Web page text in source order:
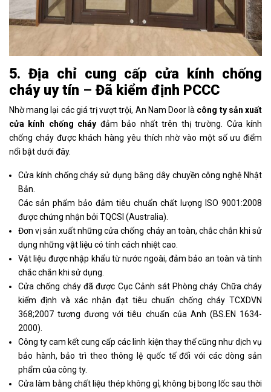
5. Địa chỉ cung cấp cửa kính chống
cháy uy tín – Đã kiểm định PCCC
Nhờ mang lại các giá trị vượt trội, An Nam Door là công ty sản xuất
cửa kính chống cháy đảm bảo nhất trên thị trường. Cửa kính
chống cháy được khách hàng yêu thích nhờ vào một số ưu điểm
nổi bật dưới đây.
Cửa kính chống cháy sử dụng bằng dây chuyền công nghệ Nhật
Bản.
Các sản phẩm bảo đảm tiêu chuẩn chất lượng ISO 9001:2008
được chứng nhận bởi TQCSI (Australia).
Đơn vị sản xuất những cửa chống cháy an toàn, chắc chắn khi sử
dụng những vật liệu có tính cách nhiệt cao.
Vật liệu được nhập khẩu từ nước ngoài, đảm bảo an toàn và tính
chắc chắn khi sử dụng.
Cửa chống cháy đã được Cục Cảnh sát Phòng cháy Chữa cháy
kiểm định và xác nhận đạt tiêu chuẩn chống cháy TCXDVN
368;2007 tương đương với tiêu chuẩn của Anh (BS.EN 1634-
2000).
Công ty cam kết cung cấp các linh kiện thay thế cũng như dịch vụ
bảo hành, bảo trì theo thông lệ quốc tế đối với các dòng sản
phẩm của công ty.
Cửa làm bằng chất liệu thép không gỉ, không bị bong lốc sau thời